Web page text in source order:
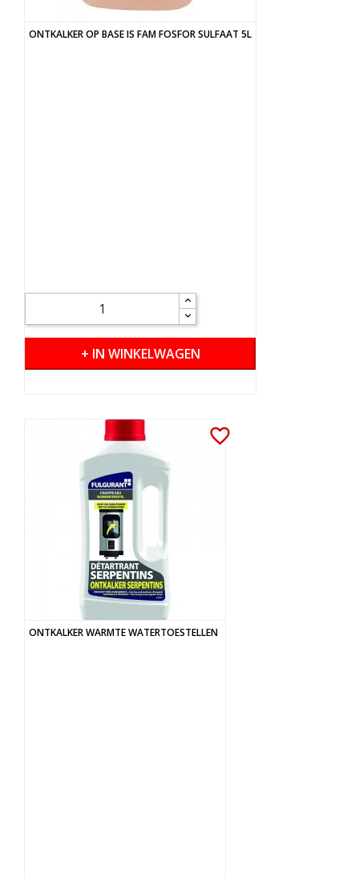
ONTKALKER OP BASE IS FAM FOSFOR SULFAAT 5L
+ IN WINKELWAGEN
favorite_border
ONTKALKER WARMTE WATERTOESTELLEN